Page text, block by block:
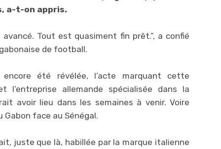
a-t-on appris.
Tout est quasiment fin prêt.”, a confié
de football.
été révélée, l’acte marquant cette
allemande spécialisée dans la
avoir lieu dans les semaines à venir. Voire
face au Sénégal.
juste que là, habillée par la marque italienne